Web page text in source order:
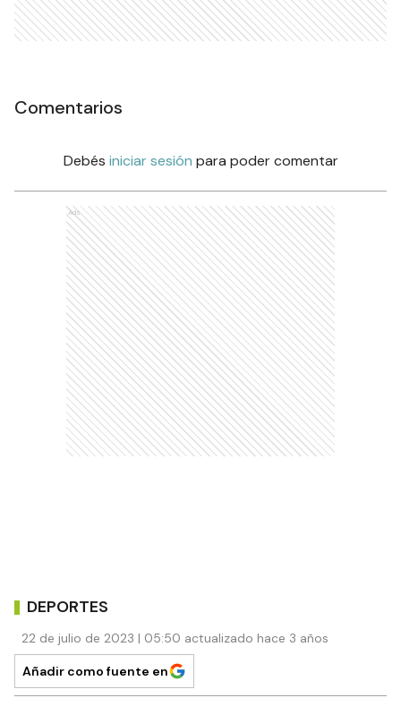
Comentarios
Debés iniciar sesión para poder comentar
Ads
DEPORTES
22 de julio de 2023 | 05:50 actualizado hace 3 años
Añadir como fuente en